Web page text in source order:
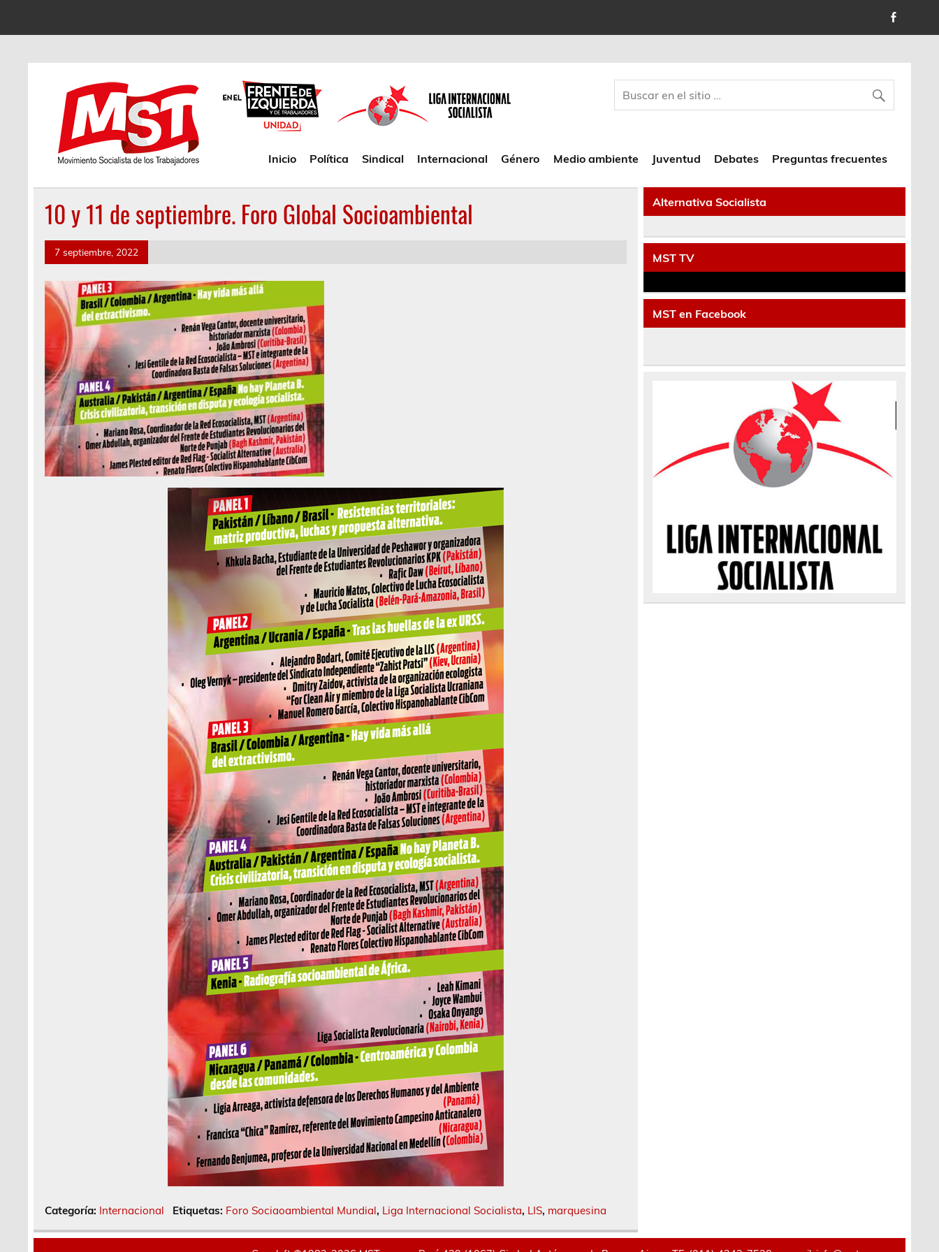
Inicio Política Sindical Internacional Género Medio ambiente Juventud Debates Preguntas frecuentes
10 y 11 de septiembre. Foro Global Socioambiental
7 septiembre, 2022
Categoría: Internacional Etiquetas: Foro Sociaoambiental Mundial, Liga Internacional Socialista, LIS, marquesina
Alternativa Socialista
MST TV
MST en Facebook